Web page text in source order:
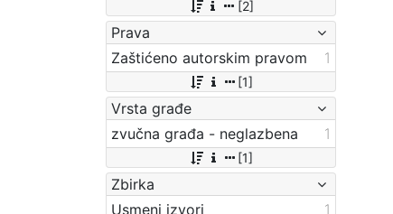
[2]
Prava
Zaštićeno autorskim pravom
1
[1]
Vrsta građe
zvučna građa - neglazbena
1
[1]
Zbirka
Usmeni izvori
1